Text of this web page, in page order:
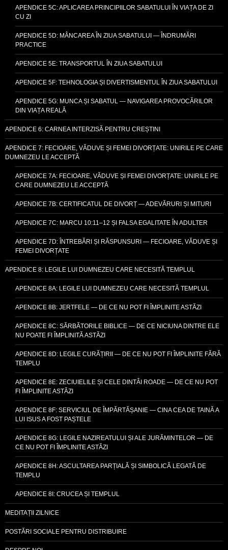
APENDICE 5C: APLICAREA PRINCIPIILOR SABATULUI ÎN VIAȚA DE ZI
CU ZI
APENDICE 5D: MÂNCAREA ÎN ZIUA SABATULUI — ÎNDRUMĂRI
PRACTICE
APENDICE 5E: TRANSPORTUL ÎN ZIUA SABATULUI
APENDICE 5F: TEHNOLOGIA ȘI DIVERTISMENTUL ÎN ZIUA SABATULUI
APENDICE 5G: MUNCA ȘI SABATUL — NAVIGAREA PROVOCĂRILOR
DIN VIAȚA REALĂ
APENDICE 6: CARNEA INTERZISĂ PENTRU CREȘTINI
APENDICE 7: FECIOARE, VĂDUVE ȘI FEMEI DIVORȚATE: UNIRILE PE CARE
DUMNEZEU LE ACCEPTĂ
APENDICE 7A: FECIOARE, VĂDUVE ȘI FEMEI DIVORȚATE: UNIRILE PE
CARE DUMNEZEU LE ACCEPTĂ
APENDICE 7B: CERTIFICATUL DE DIVORȚ — ADEVĂRURI ȘI MITURI
APENDICE 7C: MARCU 10:11–12 ȘI FALSA EGALITATE ÎN ADULTER
APENDICE 7D: ÎNTREBĂRI ȘI RĂSPUNSURI — FECIOARE, VĂDUVE ȘI
FEMEI DIVORȚATE
APENDICE 8: LEGILE LUI DUMNEZEU CARE NECESITĂ TEMPLUL
APENDICE 8A: LEGILE LUI DUMNEZEU CARE NECESITĂ TEMPLUL
APENDICE 8B: JERTFELE — DE CE NU POT FI ÎMPLINITE ASTĂZI
APENDICE 8C: SĂRBĂTORILE BIBLICE — DE CE NICIUNA DINTRE ELE
NU POATE FI ÎMPLINITĂ ASTĂZI
APENDICE 8D: LEGILE CURĂȚIRII — DE CE NU POT FI ÎMPLINITE FĂRĂ
TEMPLU
APENDICE 8E: ZECIUIELILE ȘI CELE DINTÂI ROADE — DE CE NU POT
FI ÎMPLINITE ASTĂZI
APENDICE 8F: SERVICIUL DE ÎMPĂRTĂȘANIE — CINA CEA DE TAINĂ A
LUI ISUS A FOST PAȘTELE
APENDICE 8G: LEGILE NAZIREATULUI ȘI ALE JURĂMINTELOR — DE
CE NU POT FI ÎMPLINITE ASTĂZI
APENDICE 8H: ASCULTAREA PARȚIALĂ ȘI SIMBOLICĂ LEGATĂ DE
TEMPLU
APENDICE 8I: CRUCEA ȘI TEMPLUL
MEDITAȚII ZILNICE
POSTĂRI SOCIALE PENTRU DISTRIBUIRE